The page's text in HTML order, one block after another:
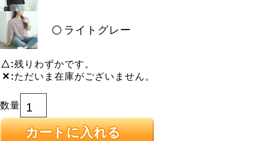
ライトグレー
△ 残りわずかです。
✕ ただいま在庫がございません。
カートに入れる